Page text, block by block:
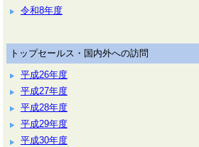
令和8年度
トップセールス・国内外への訪問
平成26年度
平成27年度
平成28年度
平成29年度
平成30年度